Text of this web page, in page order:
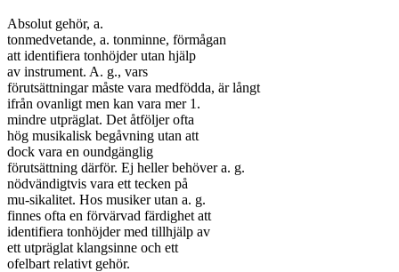
Absolut gehör, a.
tonmedvetande, a. tonminne, förmågan
att identifiera tonhöjder utan hjälp
av instrument. A. g., vars
förutsättningar måste vara medfödda, är långt
ifrån ovanligt men kan vara mer 1.
mindre utpräglat. Det åtföljer ofta
hög musikalisk begåvning utan att
dock vara en oundgänglig
förutsättning därför. Ej heller behöver a. g.
nödvändigtvis vara ett tecken på
mu-sikalitet. Hos musiker utan a. g.
finnes ofta en förvärvad färdighet att
identifiera tonhöjder med tillhjälp av
ett utpräglat klangsinne och ett
ofelbart relativt gehör.